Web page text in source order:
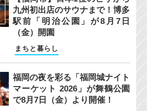
九州初出店のサウナまで！博多
駅前「明治公園」が8月7日
（金）開園
まちと暮らし
福岡の夜を彩る「福岡城ナイト
マーケット 2026」が舞鶴公園
で8月7日（金）より開催！